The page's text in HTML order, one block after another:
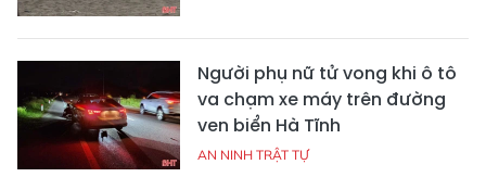
Người phụ nữ tử vong khi ô tô
va chạm xe máy trên đường
ven biển Hà Tĩnh
AN NINH TRẬT TỰ